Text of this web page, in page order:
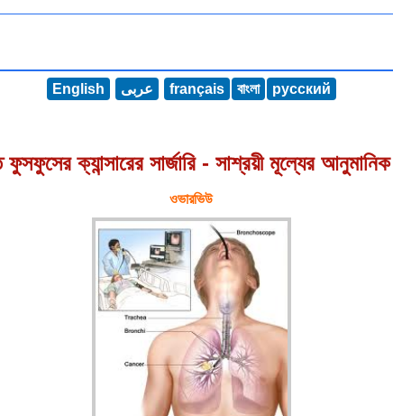
English عربى français বাংলা русский
ফুসফুসের ক্যান্সারের সার্জারি - সাশ্রয়ী মূল্যের
ওভারভিউ